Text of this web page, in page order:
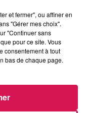
et fermer", ou affiner en
"Gérer mes choix".
"Continuer sans
pour ce site. Vous
consentement à tout
bas de chaque page.